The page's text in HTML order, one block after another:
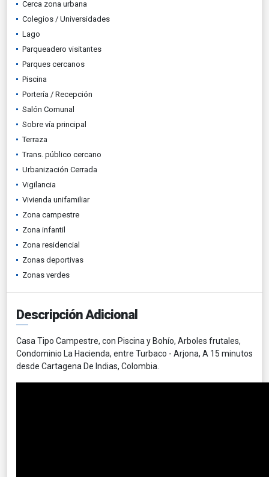
Cerca zona urbana
Colegios / Universidades
Lago
Parqueadero visitantes
Parques cercanos
Piscina
Portería / Recepción
Salón Comunal
Sobre vía principal
Terraza
Trans. público cercano
Urbanización Cerrada
Vigilancia
Vivienda unifamiliar
Zona campestre
Zona infantil
Zona residencial
Zonas deportivas
Zonas verdes
Descripción Adicional
Casa Tipo Campestre, con Piscina y Bohío, Arboles frutales,
Condominio La Hacienda, entre Turbaco - Arjona, A 15 minutos
desde Cartagena De Indias, Colombia.